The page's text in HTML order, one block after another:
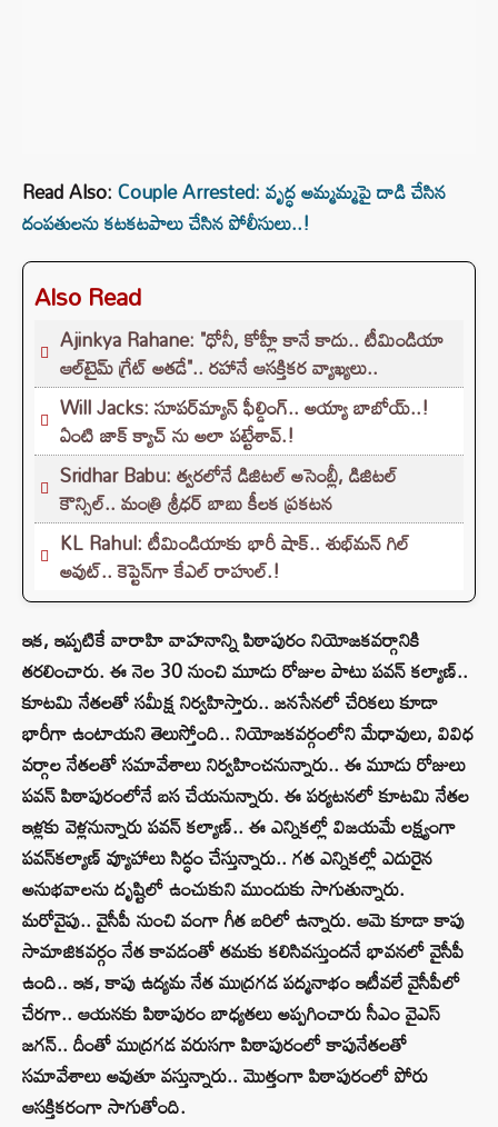
Read Also:Couple Arrested: వృద్ధ అమ్మమ్మపై దాడి చేసిన
దంపతులను కటకటపాలు చేసిన పోలీసులు..!
Also Read
Ajinkya Rahane: "ధోనీ, కోహ్లీ కానే కాదు.. టీమిండియా
ఆల్‌టైమ్ గ్రేట్ అతడే".. రహానే ఆసక్తికర వ్యాఖ్యలు..
Will Jacks: సూపర్‌మ్యాన్ ఫీల్డింగ్.. అయ్యా బాబోయ్..!
ఏంటి జాక్ క్యాచ్ ను అలా పట్టేశావ్.!
Sridhar Babu: త్వరలోనే డిజిటల్ అసెంబ్లీ, డిజిటల్
కౌన్సిల్.. మంత్రి శ్రీధర్ బాబు కీలక ప్రకటన
KL Rahul: టీమిండియాకు భారీ షాక్.. శుభ్‌మన్ గిల్
అవుట్.. కెప్టెన్‌గా కేఎల్ రాహుల్.!
ఇక, ఇప్పటికే వారాహి వాహనాన్ని పిఠాపురం నియోజకవర్గానికి
తరలించారు. ఈ నెల 30 నుంచి మూడు రోజుల పాటు పవన్ కల్యాణ్..
కూటమి నేతలతో సమీక్ష నిర్వహిస్తారు.. జనసేనలో చేరికలు కూడా
భారీగా ఉంటాయని తెలుస్తోంది.. నియోజకవర్గంలోని మేధావులు, వివిధ
వర్గాల నేతలతో సమావేశాలు నిర్వహించనున్నారు.. ఈ మూడు రోజులు
పవన్ పిఠాపురంలోనే బస చేయనున్నారు. ఈ పర్యటనలో కూటమి నేతల
ఇళ్లకు వెళ్లనున్నారు పవన్‌ కల్యాణ్‌.. ఈ ఎన్నికల్లో విజయమే లక్ష్యంగా
పవన్‌కల్యాణ్‌ వ్యూహాలు సిద్ధం చేస్తున్నారు.. గత ఎన్నికల్లో ఎదురైన
అనుభవాలను దృష్టిలో ఉంచుకుని ముందుకు సాగుతున్నారు.
మరోవైపు.. వైసీపీ నుంచి వంగా గీత బరిలో ఉన్నారు. ఆమె కూడా కాపు
సామాజికవర్గం నేత కావడంతో తమకు కలిసివస్తుందనే భావనలో వైసీపీ
ఉంది.. ఇక, కాపు ఉద్యమ నేత ముద్రగడ పద్మనాభం ఇటీవలే వైసీపీలో
చేరగా.. ఆయనకు పిఠాపురం బాధ్యతలు అప్పగించారు సీఎం వైఎస్‌
జగన్‌.. దీంతో ముద్రగడ వరుసగా పిఠాపురంలో కాపునేతలతో
సమావేశాలు అవుతూ వస్తున్నారు.. మొత్తంగా పిఠాపురంలో పోరు
ఆసక్తికరంగా సాగుతోంది.